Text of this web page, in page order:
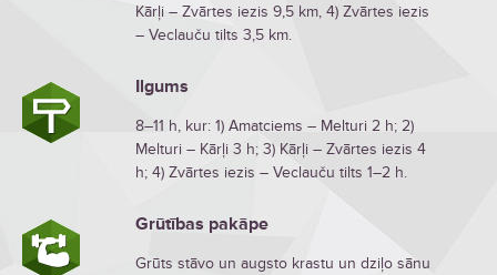
Kārļi – Zvārtes iezis 9,5 km, 4) Zvārtes iezis
– Veclauču tilts 3,5 km.
Ilgums
8–11 h, kur: 1) Amatciems – Melturi 2 h; 2)
Melturi – Kārļi 3 h; 3) Kārļi – Zvārtes iezis 4
h; 4) Zvārtes iezis – Veclauču tilts 1–2 h.
Grūtības pakāpe
Grūts stāvo un augsto krastu un dziļo sānu